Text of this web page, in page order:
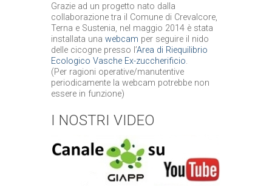
Grazie ad un progetto nato dalla
collaborazione tra il Comune di Crevalcore,
Terna e Sustenia, nel maggio 2014 è stata
installata una webcam per seguire il nido
delle cicogne presso l’Area di Riequilibrio
Ecologico Vasche Ex-zuccherificio.
(Per ragioni operative/manutentive
periodicamente la webcam potrebbe non
essere in funzione)
I NOSTRI VIDEO